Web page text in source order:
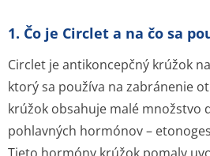
1. Čo je Circlet a na čo sa
Circlet je antikoncepčný krúžok
ktorý sa používa na zabránenie
krúžok obsahuje malé množstvo
pohlavných hormónov –